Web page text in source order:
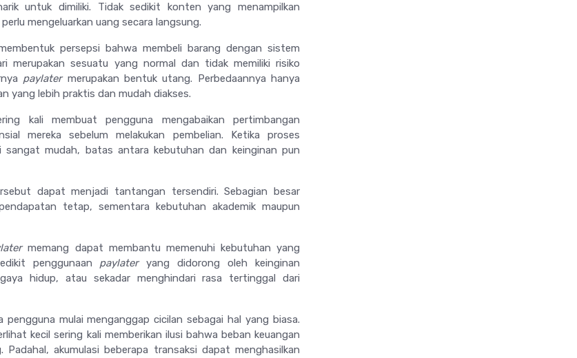
untuk dimiliki. Tidak sedikit konten yang menampilkan
mengeluarkan uang secara langsung.
persepsi bahwa membeli barang dengan sistem
merupakan sesuatu yang normal dan tidak memiliki risiko
paylatermerupakan bentuk utang. Perbedaannya hanya
yang lebih praktis dan mudah diakses.
kali membuat pengguna mengabaikan pertimbangan
mereka sebelum melakukan pembelian. Ketika proses
sangat mudah, batas antara kebutuhan dan keinginan pun
dapat menjadi tantangan tersendiri. Sebagian besar
tetap, sementara kebutuhan akademik maupun
memang dapat membantu memenuhi kebutuhan yang
penggunaan paylateryang didorong oleh keinginan
hidup, atau sekadar menghindari rasa tertinggal dari
pengguna mulai menganggap cicilan sebagai hal yang biasa.
kecil sering kali memberikan ilusi bahwa beban keuangan
akumulasi beberapa transaksi dapat menghasilkan